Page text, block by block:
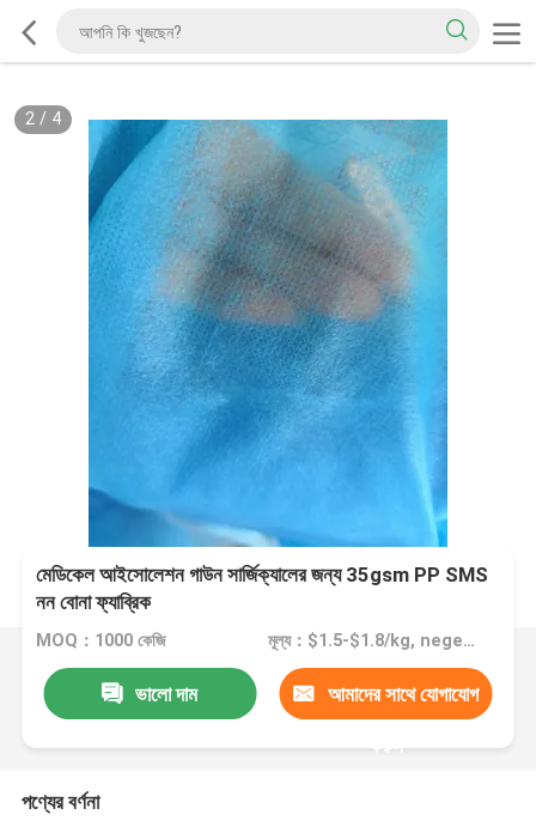
2/ 4
মেডিকেল আইসোলেশন গাউন সার্জিক্যালের জন্য 35gsm PP SMS
নন বোনা ফ্যাব্রিক
MOQ：1000 কেজি মূল্য：$1.5-$1.8/kg, negetiate
ভালো দাম আমাদের সাথে যোগাযোগ
করুন
পণ্যের বর্ণনা